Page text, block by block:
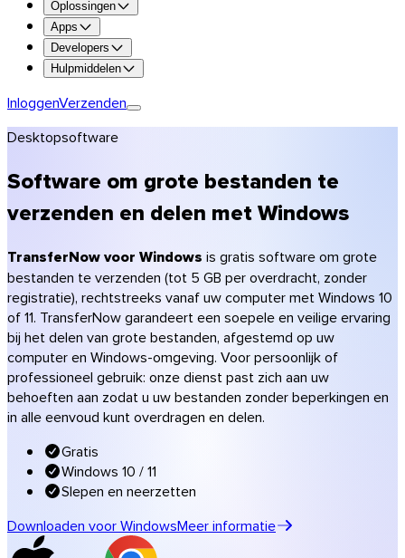
Tot 250 GB per transfer
1 TB opslagruimte
Beschikbaarheid tot 365 dagen
Personalisatie (logo, kleuren)
Premium nemen
Team nemen
Vergelijk de plannen
Tarieven
Fotografen
Videomakers & productie
Creatieve bureaus
Architectuur & bouw
Accountants
Muziek & studio’s
Alle sectoroplossingen
Transfers in uw huisstijl
Oplossingen
Apps
Developers
Hulpmiddelen
InloggenVerzenden
Desktopsoftware
Software om grote bestanden te
verzenden en delen met Windows
TransferNow voor Windows is gratis software om grote
bestanden te verzenden (tot 5 GB per overdracht, zonder
registratie), rechtstreeks vanaf uw computer met Windows 10
of 11. TransferNow garandeert een soepele en veilige ervaring
bij het delen van grote bestanden, afgestemd op uw
computer en Windows-omgeving. Voor persoonlijk of
professioneel gebruik: onze dienst past zich aan uw
behoeften aan zodat u uw bestanden zonder beperkingen en
in alle eenvoud kunt overdragen en delen.
Gratis
Windows 10 / 11
Slepen en neerzetten
Downloaden voor WindowsMeer informatie